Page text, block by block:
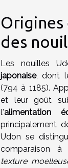
des
Les nouilles
japonaise, dont
(794 à 1185).
et leur goût
l'alimentation
principalement
Udon se
comparaison à
texture